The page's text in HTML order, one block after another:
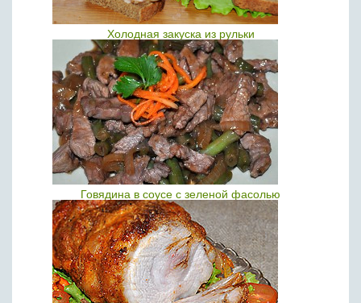
Холодная закуска из рульки
Говядина в соусе с зеленой фасолью